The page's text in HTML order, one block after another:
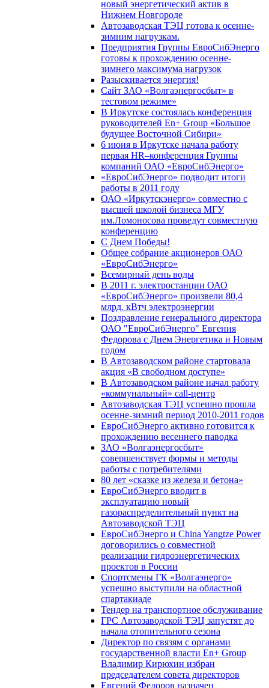
новый энергетический актив в
Нижнем Новгороде
Автозаводская ТЭЦ готова к осенне-
зимним нагрузкам.
Предприятия Группы ЕвроСибЭнерго
готовы к прохождению осенне-
зимнего максимума нагрузок
Разыскивается энергия!
Сайт ЗАО «Волгаэнергосбыт» в
тестовом режиме»
В Иркутске состоялась конференция
руководителей En+ Group «Большое
будущее Восточной Сибири»
6 июня в Иркутске начала работу
первая HR–конференция Группы
компаний ОАО «ЕвроСибЭнерго»
«ЕвроСибЭнерго» подводит итоги
работы в 2011 году
ОАО «Иркутскэнерго» совместно с
высшей школой бизнеса МГУ
им.Ломоносова проведут совместную
конференцию
С Днем Победы!
Общее собрание акционеров ОАО
«ЕвроСибЭнерго»
Всемирный день воды
В 2011 г. электростанции ОАО
«ЕвроСибЭнерго» произвели 80,4
млрд. кВтч электроэнергии
Поздравление генерального директора
ОАО "ЕвроСибЭнерго" Евгения
Федорова с Днем Энергетика и Новым
годом
В Автозаводском районе стартовала
акция «В свободном доступе»
В Автозаводском районе начал работу
«коммунальный» call-центр
Автозаводская ТЭЦ успешно прошла
осенне-зимний период 2010-2011 годов
ЕвроСибЭнерго активно готовится к
прохождению весеннего паводка
ЗАО «Волгаэнергосбыт»
совершенствует формы и методы
работы с потребителями
80 лет «сказке из железа и бетона»
ЕвроСибЭнерго вводит в
эксплуатацию новый
газораспределительный пункт на
Автозаводской ТЭЦ
ЕвроСибЭнерго и China Yangtze Power
договорились о совместной
реализации гидроэнергетических
проектов в России
Спортсмены ГК «Волгаэнерго»
успешно выступили на областной
спартакиаде
Тендер на транспортное обслуживание
ГРС Автозаводской ТЭЦ запустят до
начала отопительного сезона
Директор по связям с органами
государственной власти En+ Group
Владимир Кирюхин избран
председателем совета директоров
Евгений Федоров назначен